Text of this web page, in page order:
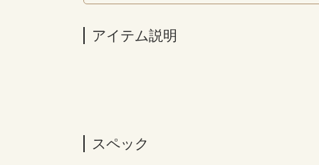
アイテム説明
スペック